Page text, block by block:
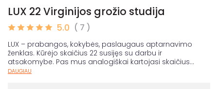
LUX 22 Virginijos grožio studija
5.0 ( 7 )
LUX – prabangos, kokybės, paslaugaus aptarnavimo
ženklas. Kūrėjo skaičius 22 susijęs su darbu ir
atsakomybe. Pas mus analogiškai kartojasi skaičius...
DAUGIAU